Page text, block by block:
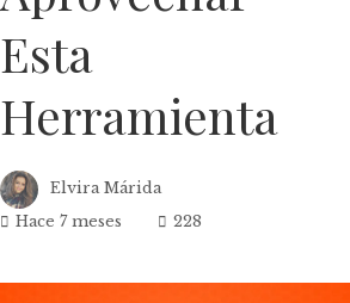
Esta
Herramienta
Elvira Márida
Hace 7 meses
228